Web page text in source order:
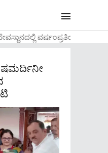
ವರ್ಷ೦ಪ್ರತಿಯ